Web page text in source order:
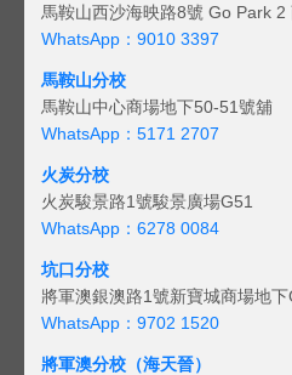
馬鞍山西沙海映路8號 Go Park
WhatsApp：9010 3397
馬鞍山分校
馬鞍山中心商場地下50-51號舖
WhatsApp：5171 2707
火炭分校
火炭駿景路1號駿景廣場G51
WhatsApp：6278 0084
坑口分校
將軍澳銀澳路1號新寶城商場地下
WhatsApp：9702 1520
將軍澳分校（海天晉）